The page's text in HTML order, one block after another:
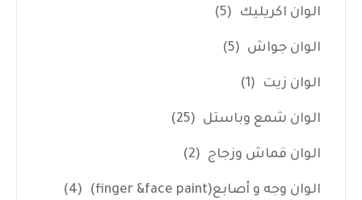
الوان اكريليك (5)
الوان جواش (5)
الوان زيت (1)
الوان شمع وباستل (25)
الوان قماش وزجاج (2)
الوان وجه و أصابع(finger &face paint) (4)